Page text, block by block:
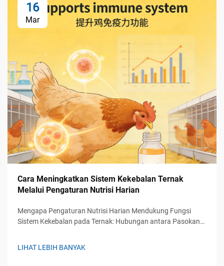
16
Mar
Cara Meningkatkan Sistem Kekebalan Ternak
Melalui Pengaturan Nutrisi Harian
Mengapa Pengaturan Nutrisi Harian Mendukung Fungsi
Sistem Kekebalan pada Ternak: Hubungan antara Pasokan
LIHAT LEBIH BANYAK